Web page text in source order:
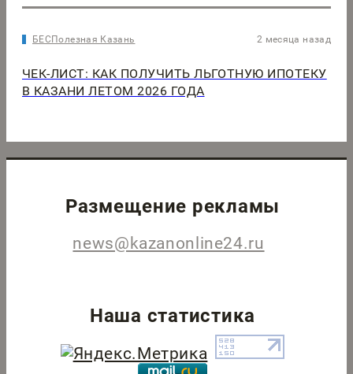
БЕСПолезная Казань 2 месяца назад
ЧЕК-ЛИСТ: КАК ПОЛУЧИТЬ ЛЬГОТНУЮ ИПОТЕКУ
В КАЗАНИ ЛЕТОМ 2026 ГОДА
Размещение рекламы
news@kazanonline24.ru
Наша статистика